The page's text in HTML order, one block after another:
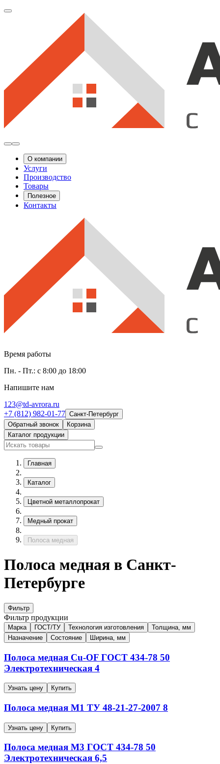
О компании
Услуги
Производство
Товары
Полезное
Контакты
Время работы
Пн. - Пт.: с 8:00 до 18:00
Напишите нам
123@td-avrora.ru
+7 (812) 982-01-77 Санкт-Петербург
Обратный звонок
Корзина
Каталог продукции
Главная
Каталог
Цветной металлопрокат
Медный прокат
Полоса медная
Полоса медная в Санкт-
Петербурге
Фильтр
Фильтр продукции
Марка ГОСТ/ТУ Технология изготовления
Толщина, мм
Назначение
Состояние Ширина, мм
Полоса медная Cu-OF ГОСТ 434-78 50
Электротехническая 4
Узнать цену Купить
Полоса медная М1 ТУ 48-21-27-2007 8
Узнать цену Купить
Полоса медная М3 ГОСТ 434-78 50
Электротехническая 6,5